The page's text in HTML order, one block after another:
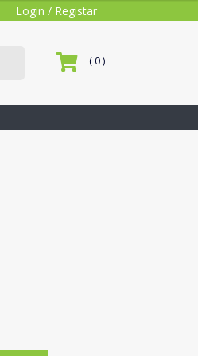
Login / Registar
( 0 )